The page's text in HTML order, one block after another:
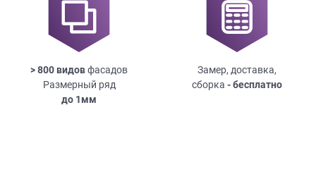
> 800 видовфасадов
Размерный ряд
до 1мм
Замер, доставка,
сборка - бесплатно